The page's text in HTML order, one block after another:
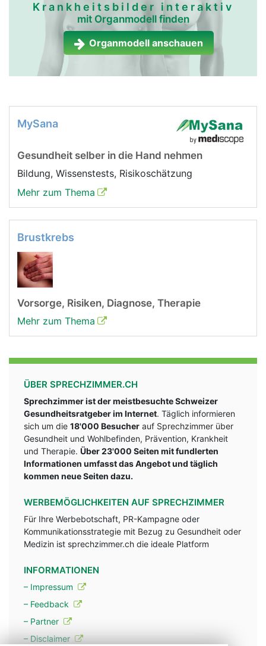
Krankheitsbilder interaktiv
mit Organmodell finden
Organmodell anschauen
MySana
Gesundheit selber in die Hand nehmen
Bildung, Wissenstests, Risikoschätzung
Mehr zum Thema
Brustkrebs
Vorsorge, Risiken, Diagnose, Therapie
Mehr zum Thema
ÜBER SPRECHZIMMER.CH
Sprechzimmer ist der meistbesuchte Schweizer
Gesundheitsratgeber im Internet. Täglich informieren
sich um die 18'000 Besucher auf Sprechzimmer über
Gesundheit und Wohlbefinden, Prävention, Krankheit
und Therapie. Über 23'000 Seiten mit fundlerten
Informationen umfasst das Angebot und täglich
kommen neue Seiten dazu.
WERBEMÖGLICHKEITEN AUF SPRECHZIMMER
Für Ihre Werbebotschaft, PR-Kampagne oder
Kommunikationsstrategie mit Bezug zu Gesundheit oder
Medizin ist sprechzimmer.ch die ideale Platform
INFORMATIONEN
– Impressum
– Feedback
– Partner
– Disclaimer